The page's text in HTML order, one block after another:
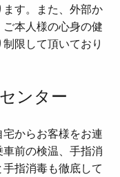
す。また、外部か
本人様の心身の健
限して頂いており
ンター
からお客様をお連
前の検温、手指消
指消毒も徹底して